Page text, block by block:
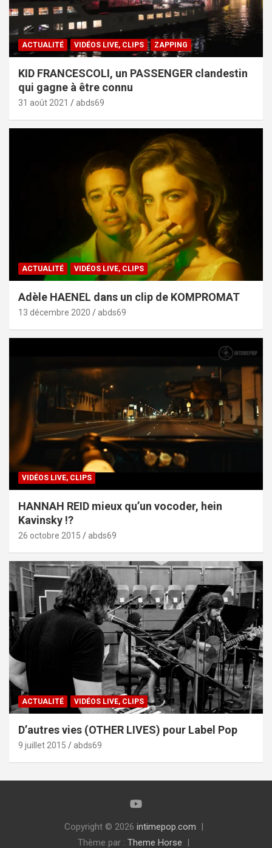
ACTUALITÉ VIDÉOS LIVE, CLIPS ZAPPING
KID FRANCESCOLI, un PASSENGER clandestin
qui gagne à être connu
31 août 2021 abds69
ACTUALITÉ VIDÉOS LIVE, CLIPS
Adèle HAENEL dans un clip de KOMPROMAT
13 décembre 2020 abds69
VIDÉOS LIVE, CLIPS
HANNAH REID mieux qu’un vocoder, hein
Kavinsky !?
26 octobre 2015 abds69
ACTUALITÉ VIDÉOS LIVE, CLIPS
D’autres vies (OTHER LIVES) pour Label Pop
9 juillet 2015 abds69
Copyright © 2026 intimepop.com
Thème par : Theme Horse